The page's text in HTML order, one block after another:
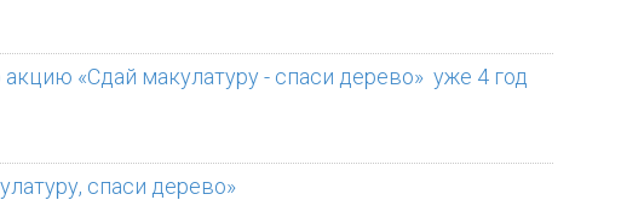
«Сдай макулатуру - спаси дерево» уже 4 год
спаси дерево»